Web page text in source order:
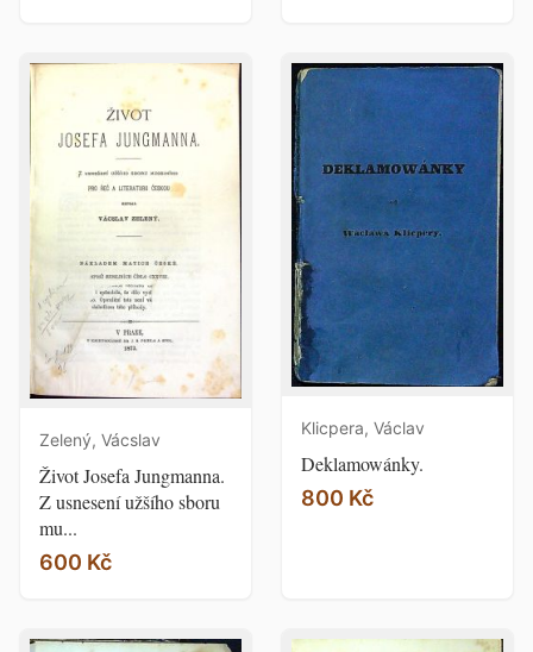
Zelený, Vácslav
Život Josefa Jungmanna.
Z usnesení užšího sboru
mu...
600 Kč
Klicpera, Václav
Deklamowánky.
800 Kč